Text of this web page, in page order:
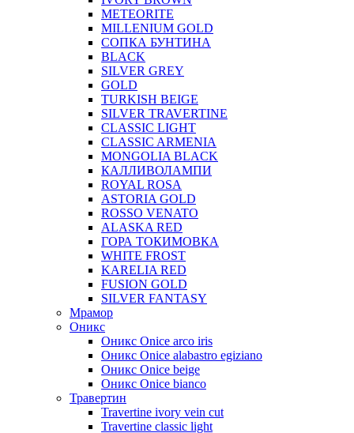
METEORITE
MILLENIUM GOLD
СОПКА БУНТИНА
BLACK
SILVER GREY
GOLD
TURKISH BEIGE
SILVER TRAVERTINE
CLASSIC LIGHT
CLASSIC ARMENIA
MONGOLIA BLACK
КАЛЛИВОЛАМПИ
ROYAL ROSA
ASTORIA GOLD
ROSSO VENATO
ALASKA RED
ГОРА ТОКИМОВКА
WHITE FROST
KARELIA RED
FUSION GOLD
SILVER FANTASY
Мрамор
Оникс
Оникс Onice arco iris
Оникс Onice alabastro egiziano
Оникс Onice beige
Оникс Onice bianco
Травертин
Travertine ivory vein cut
Travertine classic light